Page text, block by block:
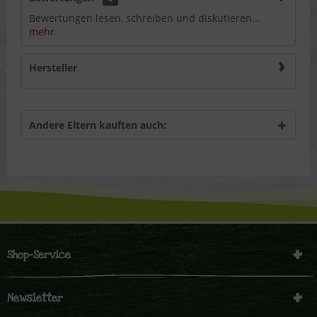
Bewertungen lesen, schreiben und diskutieren...
mehr
Hersteller
Andere Eltern kauften auch:
Shop-Service
Newsletter